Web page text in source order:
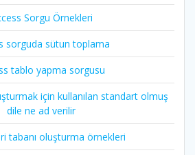
Sorgu Örnekleri
sorguda sütun toplama
tablo yapma sorgusu
için kullanılan standart olmuş
dile ne ad verilir
tabanı oluşturma örnekleri